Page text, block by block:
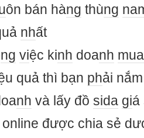
ôn bán hàng thùng
nhất
ng việc kinh doanh mua
quả thì bạn phải
nh và lấy đồ sida giá
online được chia sẻ